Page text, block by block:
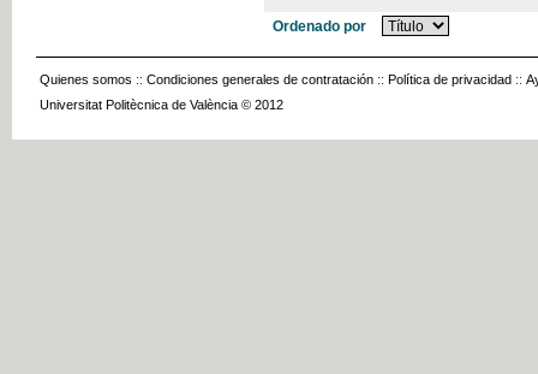
Ordenado por
Quienes somos :: Condiciones generales de contratación :: Política de privacidad ::
Universitat Politècnica de València © 2012